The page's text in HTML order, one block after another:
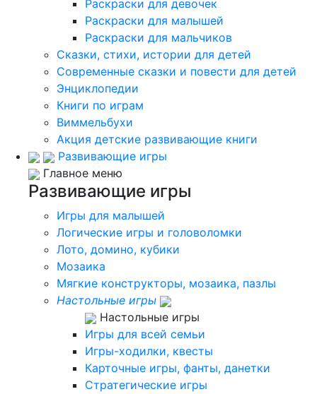
Раскраски для девочек
Раскраски для малышей
Раскраски для мальчиков
Сказки, стихи, истории для детей
Современные сказки и повести для детей
Энциклопедии
Книги по играм
Виммельбухи
Акция детские развивающие книги
Развивающие игры
Главное меню
Развивающие игры
Игры для малышей
Логические игры и головоломки
Лото, домино, кубики
Мозаика
Мягкие конструкторы, мозаика, пазлы
Настольные игры
Настольные игры
Игры для всей семьи
Игры-ходилки, квесты
Карточные игры, фанты, данетки
Стратегические игры